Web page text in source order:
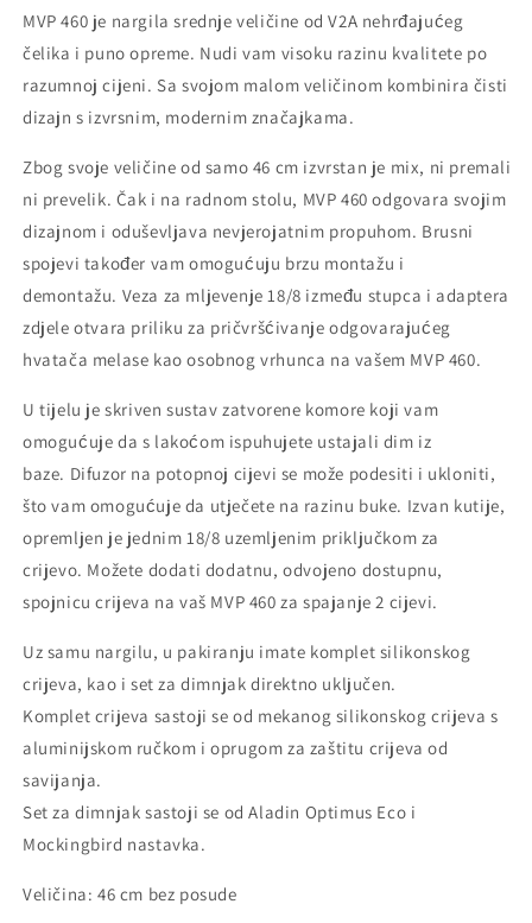
Red
Shiny
-
46cm
Red
-
46cm
MVP 460 je nargila srednje veličine od V2A nehrđajućeg
čelika i puno opreme. Nudi vam visoku razinu kvalitete po
razumnoj cijeni. Sa svojom malom veličinom kombinira čisti
dizajn s izvrsnim, modernim značajkama.
Zbog svoje veličine od samo 46 cm izvrstan je mix, ni premali
ni prevelik. Čak i na radnom stolu, MVP 460 odgovara svojim
dizajnom i oduševljava nevjerojatnim propuhom. Brusni
spojevi također vam omogućuju brzu montažu i
demontažu. Veza za mljevenje 18/8 između stupca i adaptera
zdjele otvara priliku za pričvršćivanje odgovarajućeg
hvatača melase kao osobnog vrhunca na vašem MVP 460.
U tijelu je skriven sustav zatvorene komore koji vam
omogućuje da s lakoćom ispuhujete ustajali dim iz
baze. Difuzor na potopnoj cijevi se može podesiti i ukloniti,
što vam omogućuje da utječete na razinu buke. Izvan kutije,
opremljen je jednim 18/8 uzemljenim priključkom za
crijevo. Možete dodati dodatnu, odvojeno dostupnu,
spojnicu crijeva na vaš MVP 460 za spajanje 2 cijevi.
Uz samu nargilu, u pakiranju imate komplet silikonskog
crijeva, kao i set za dimnjak direktno uključen.
Komplet crijeva sastoji se od mekanog silikonskog crijeva s
aluminijskom ručkom i oprugom za zaštitu crijeva od
savijanja.
Set za dimnjak sastoji se od Aladin Optimus Eco i
Mockingbird nastavka.
Veličina: 46 cm bez posude